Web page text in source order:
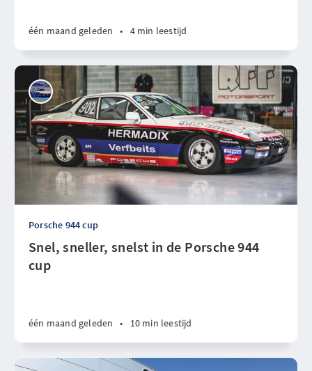
één maand geleden • 4 min leestijd
Porsche 944 cup
Snel, sneller, snelst in de Porsche 944
cup
één maand geleden • 10 min leestijd